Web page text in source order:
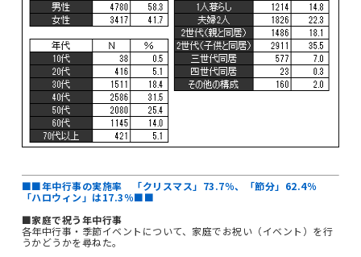
■■年中行事の実施率 「クリスマス」73.7％、「節分」62.4％
「ハロウィン」は17.3％■■
■家庭で祝う年中行事
各年中行事・季節イベントについて、家庭でお祝い（イベント）を行
うかどうかを尋ねた。